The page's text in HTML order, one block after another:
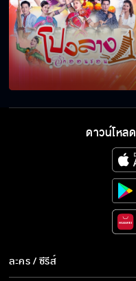
ดาวน์โหลด
ละคร / ซีรีส์